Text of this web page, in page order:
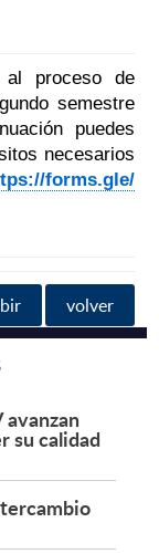
proceso de
semestre
puedes
necesarios
forms.gle/
volver
avanzan
su calidad